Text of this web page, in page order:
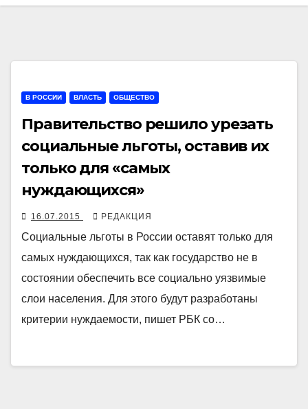
В РОССИИ ВЛАСТЬ ОБЩЕСТВО
Правительство решило урезать
социальные льготы, оставив их
только для «самых
нуждающихся»
16.07.2015 РЕДАКЦИЯ
Социальные льготы в России оставят только для
самых нуждающихся, так как государство не в
состоянии обеспечить все социально уязвимые
слои населения. Для этого будут разработаны
критерии нуждаемости, пишет РБК со…